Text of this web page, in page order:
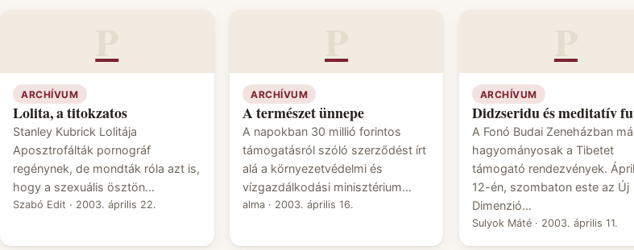
ARCHÍVUM
Lolita, a titokzatos
Stanley Kubrick Lolitája
Aposztrofálták pornográf
regénynek, de mondták róla azt is,
hogy a szexuális ösztön…
Szabó Edit · 2003. április 22.
ARCHÍVUM
A természet ünnepe
A napokban 30 millió forintos
támogatásról szóló szerződést írt
alá a környezetvédelmi és
vízgazdálkodási minisztérium…
alma· 2003. április 16.
ARCHÍVUM
Didzseridu és meditatív
A Fonó Budai Zeneházban
hagyományosak a Tibetet
támogató rendezvények.
12-én, szombaton este az Új
Dimenzió…
Sulyok Máté· 2003. április 11.